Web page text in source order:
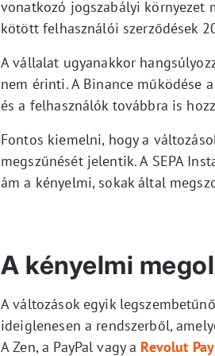
vonatkozó jogszabályi környezet
kötött felhasználói szerződések
A vállalat ugyanakkor
nem érinti. A Binance működése
és a felhasználók továbbra is
Fontos kiemelni, hogy a
megszűnését jelentik. A SEPA
ám a kényelmi, sokak által
A kényelmi
A változások egyik
ideiglenesen a rendszerből,
A Zen, a PayPal vagy a Revolut Pay